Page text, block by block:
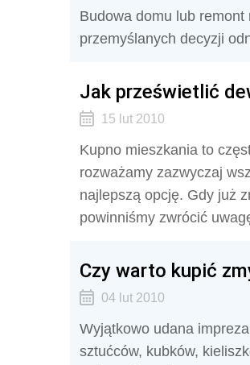
Budowa domu lub
przemyślanych decyzji
Jak prześwietlić
15 lut 2010
Kupno mieszkania to
rozważamy zazwyczaj
najlepszą opcję. Gdy już
powinniśmy zwrócić
Czy warto kupić
04 lut 2010
Wyjątkowo udana
sztućców, kubków,